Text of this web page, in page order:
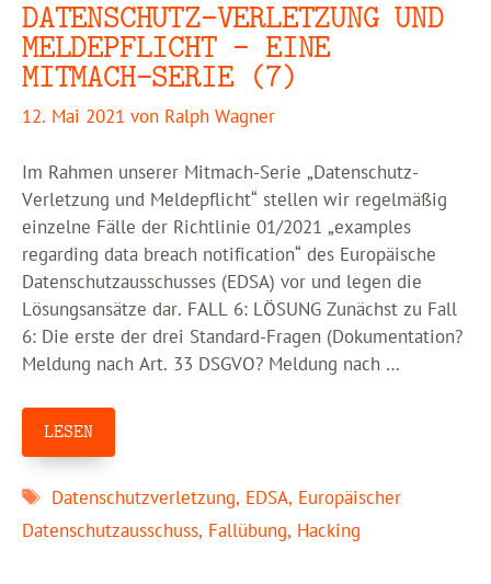
DATENSCHUTZ-VERLETZUNG UND
MELDEPFLICHT – EINE
MITMACH-SERIE (7)
12. Mai 2021 von Ralph Wagner
Im Rahmen unserer Mitmach-Serie „Datenschutz-
Verletzung und Meldepflicht“ stellen wir regelmäßig
einzelne Fälle der Richtlinie 01/2021 „examples
regarding data breach notification“ des Europäische
Datenschutzausschusses (EDSA) vor und legen die
Lösungsansätze dar. FALL 6: LÖSUNG Zunächst zu Fall
6: Die erste der drei Standard-Fragen (Dokumentation?
Meldung nach Art. 33 DSGVO? Meldung nach …
LESEN
Schlagwörter
Datenschutzverletzung, EDSA, Europäischer
Datenschutzausschuss, Fallübung, Hacking